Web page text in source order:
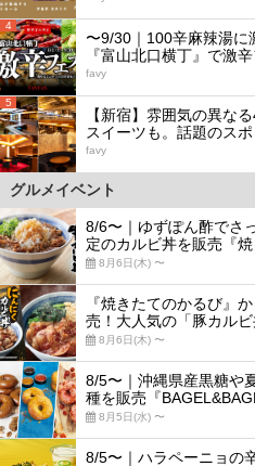
4
〜9/30｜100辛麻辣湯に
『富山北口横丁』で激
favy
5
【新宿】雰囲気の異な
スイーツも。話題のス
favy
グルメイベント
8/6〜｜ゆずぽん酢でさ
定のカルビ丼を販売『焼
8月6日(木) 〜
『焼きたてのかるび』
売！大人気の「豚カル
8月6日(木) 〜
8/5〜｜沖縄県産黒糖や
種を販売『
8月5日(水) 〜
8/5〜｜ハラペーニョの